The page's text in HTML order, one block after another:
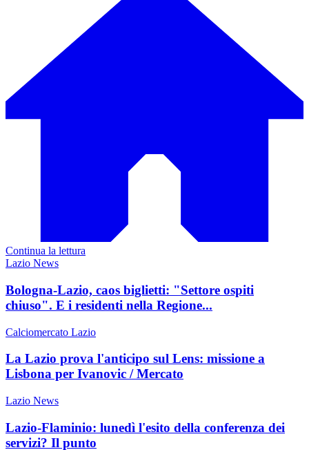
Continua la lettura
Lazio News
Bologna-Lazio, caos biglietti: "Settore ospiti
chiuso". E i residenti nella Regione...
Calciomercato Lazio
La Lazio prova l'anticipo sul Lens: missione a
Lisbona per Ivanovic / Mercato
Lazio News
Lazio-Flaminio: lunedì l'esito della conferenza dei
servizi? Il punto